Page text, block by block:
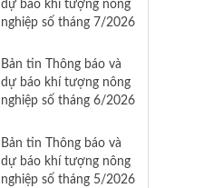
dự báo khí tượng nông
nghiệp số tháng 7/2026
Bản tin Thông báo và
dự báo khí tượng nông
nghiệp số tháng 6/2026
Bản tin Thông báo và
dự báo khí tượng nông
nghiệp số tháng 5/2026